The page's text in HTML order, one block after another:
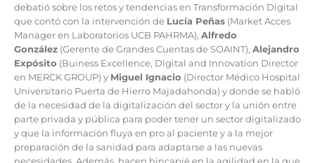
debatió sobre los retos y tendencias en Transformación Digital
que contó con la intervención de Lucía Peñas (Market Acces
Manager en Laboratorios UCB PAHRMA), Alfredo
González (Gerente de Grandes Cuentas de SOAINT), Alejandro
Expósito (Buiness Excellence, Digital and Innovation Director
en MERCK GROUP) y Miguel Ignacio (Director Médico Hospital
Universitario Puerta de Hierro Majadahonda) y donde se habló
de la necesidad de la digitalización del sector y la unión entre
parte privada y pública para poder tener un sector digitalizado
y que la información fluya en pro al paciente y a la mejor
preparación de la sanidad para adaptarse a las nuevas